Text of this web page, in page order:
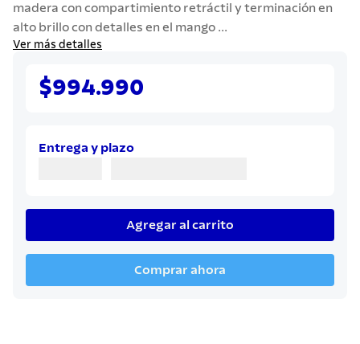
madera con compartimiento retráctil y terminación en
alto brillo con detalles en el mango ...
Ver más detalles
$994.990
Entrega y plazo
Agregar al carrito
Comprar ahora
cuchillo
9.
442
. termo